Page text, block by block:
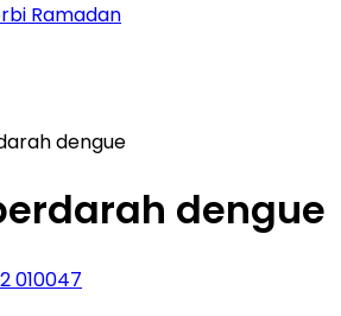
Ramadan
dengue
dengue